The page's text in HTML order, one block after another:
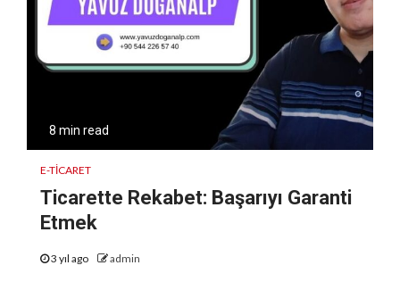
8 min read
E-TICARET
Ticarette Rekabet: Başarıyı Garanti
Etmek
3 yıl ago admin